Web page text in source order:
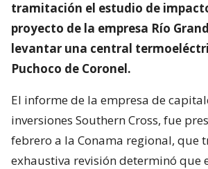
tramitación el estudio de
proyecto de la empresa Río
levantar una central
Puchoco de Coronel.
El informe de la empresa de
inversiones Southern Cross, fue
febrero a la Conama regional, que
exhaustiva revisión determinó que